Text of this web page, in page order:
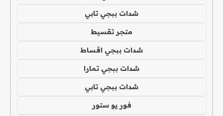
شدات ببجي تابي
متجر تقسيط
شدات ببجي اقساط
شدات ببجي تمارا
شدات ببجي تابي
فور يو ستور